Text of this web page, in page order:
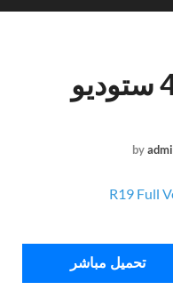
ماكسون سينما 4D ستوديو
by
تحميل مباشر